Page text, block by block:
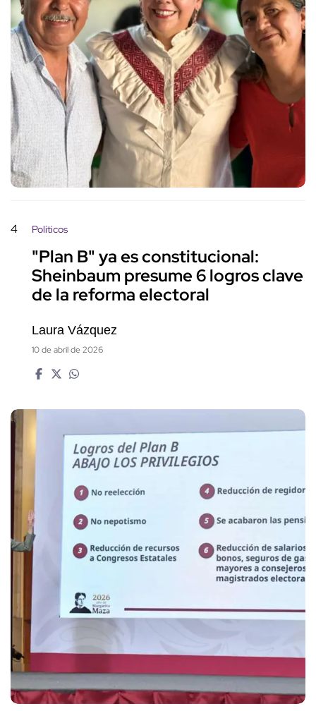
4 Políticos
"Plan B" ya es constitucional:
Sheinbaum presume 6 logros clave
de la reforma electoral
Laura Vázquez
10 de abril de 2026